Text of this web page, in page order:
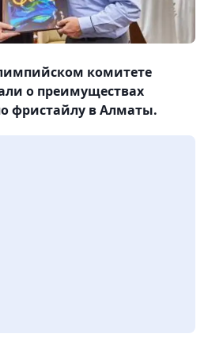
комитете
о преимуществах
фристайлу в Алматы.